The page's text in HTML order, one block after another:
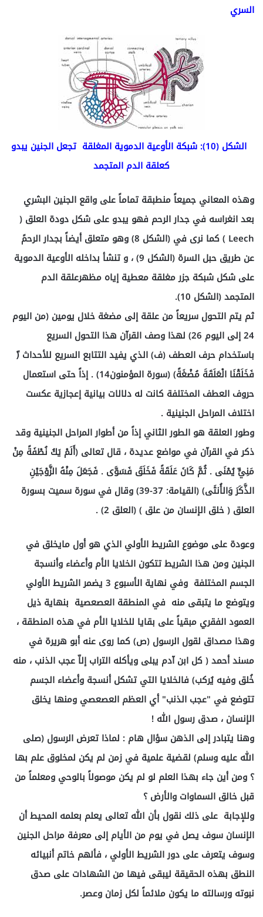
السري
الشكل (10): شبكة الأوعية الدموية المغلقة تجعل الجنين يبدو
كعلقة الدم المتجمد
وهذه المعاني جميعاً منطبقة تماماً على واقع الجنين البشري
بعد انغراسه في جدار الرحم فهو يبدو على شكل دودة العلق (
Leech ) كما نرى في (الشكل 8) وهو متعلق أيضاً بجدار الرحمً
عن طريق حبل السرة (الشكل 9) ، و تنشأ بداخله الأوعية الدموية
على شكل شبكة جزر مغلقة معطية إياه مظهرعلقة الدم
المتجمد (الشكل 10).
ثم يتم التحول سريعاً من علقة إلى مضغة خلال يومين (من اليوم
24 إلى اليوم 26) لهذا وصف القرآن هذا التحول السريع
باستخدام حرف العطف (ف) الذي يفيد التتابع السريع للأحداث (ً
فَخَلَقْنَا الْعَلَقَةَ مُضْغَةً) (سورة المؤمنون14) . إذاً حتى استعمال
حروف العطف المختلفة كانت له دلالات بيانية إعجازية عكست
اختلاف المراحل الجنينية .
وطور العلقة هو الطور الثاني إذاً من أطوار المراحل الجنينية وقد
ذكر في القرآن في مواضع عديدة ، قال تعالى (أَلَمْ يَكُ نُطْفَةً مِنْ
مَنِيٍّ يُمْنَى . ثُمَّ كَانَ عَلَقَةً فَخَلَقَ فَسَوَّى . فَجَعَلَ مِنْهُ الزَّوْجَيْنِ
الذَّكَرَ وَالأُنثَى) (القيامة: 37-39) وقال في سورة سميت بسورة
العلق ( خلق الإنسان من علق ) (العلق 2) .
وعودة على موضوع الشريط الأولي الذي هو أول مايخلق في
الجنين ومن هذا الشريط تتكون الخلايا الأم وأعضاء وأنسجة
الجسم المختلفة وفي نهاية الأسبوع 3 يضمر الشريط الأولي
ويتوضع ما يتبقى منه في المنطقة العصعصية بنهاية ذيل
العمود الفقري مبقياً على بقايا للخلايا الأم في هذه المنطقة ،
وهذا مصداق لقول الرسول (ص) كما روى عنه أبو هريرة في
مسند أحمد ( كل ابن آدم يبلى ويأكله التراب إلاّ عجب الذنب ، منه
خُلق وفيه يُركب) فالخلايا التي تشكل أنسجة وأعضاء الجسم
تتوضع في "عجب الذنب" أي العظم العصعصي ومنها يخلق
الإنسان ، صدق رسول الله !
وهنا يتبادر إلى الذهن سؤال هام : لماذا تعرض الرسول (صلى
الله عليه وسلم) لقضية علمية في زمن لم يكن لمخلوق علم بها
؟ ومن أين جاء بهذا العلم لو لم يكن موصولاً بالوحي ومعلماً من
قبل خالق السماوات والأرض ؟
وللإجابة على ذلك نقول بأن الله تعالى يعلم بعلمه المحيط أن
الإنسان سوف يصل في يوم من الأيام إلى معرفة مراحل الجنين
وسوف يتعرف على دور الشريط الأولي ، فألهم خاتم أنبيائه
النطق بهذه الحقيقة ليبقى فيها من الشهادات على صدق
نبوته ورسالته ما يكون ملائماً لكل زمان وعصر.